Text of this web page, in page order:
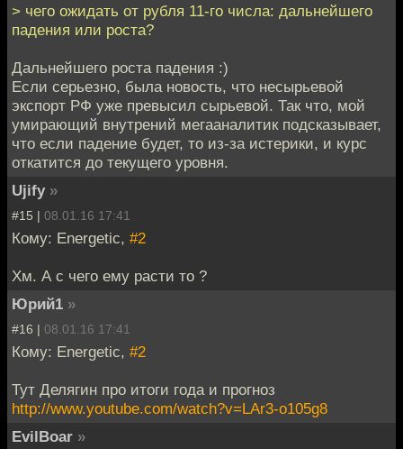
> чего ожидать от рубля 11-го числа: дальнейшего
падения или роста?
Дальнейшего роста падения :)
Если серьезно, была новость, что несырьевой
экспорт РФ уже превысил сырьевой. Так что, мой
умирающий внутрений мегааналитик подсказывает,
что если падение будет, то из-за истерики, и курс
откатится до текущего уровня.
Ujify »
#15 | 08.01.16 17:41
Кому: Energetic, #2
Хм. А с чего ему расти то ?
Юрий1 »
#16 | 08.01.16 17:41
Кому: Energetic, #2
Тут Делягин про итоги года и прогноз
http://www.youtube.com/watch?v=LAr3-o105g8
EvilBoar »